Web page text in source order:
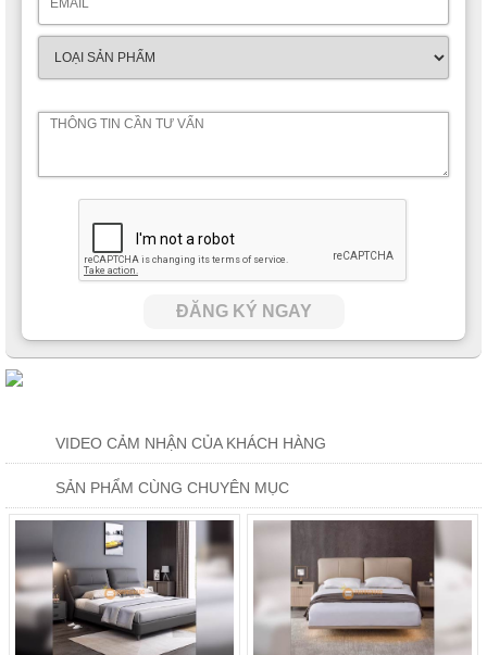
ĐĂNG KÝ NGAY
VIDEO CẢM NHẬN CỦA KHÁCH HÀNG
SẢN PHẨM CÙNG CHUYÊN MỤC